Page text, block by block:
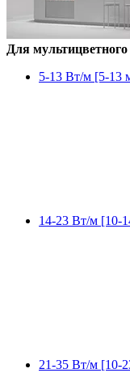
Для
5-13 Вт/м [5-13
14-23 Вт/м [10-
21-35 Вт/м [10-